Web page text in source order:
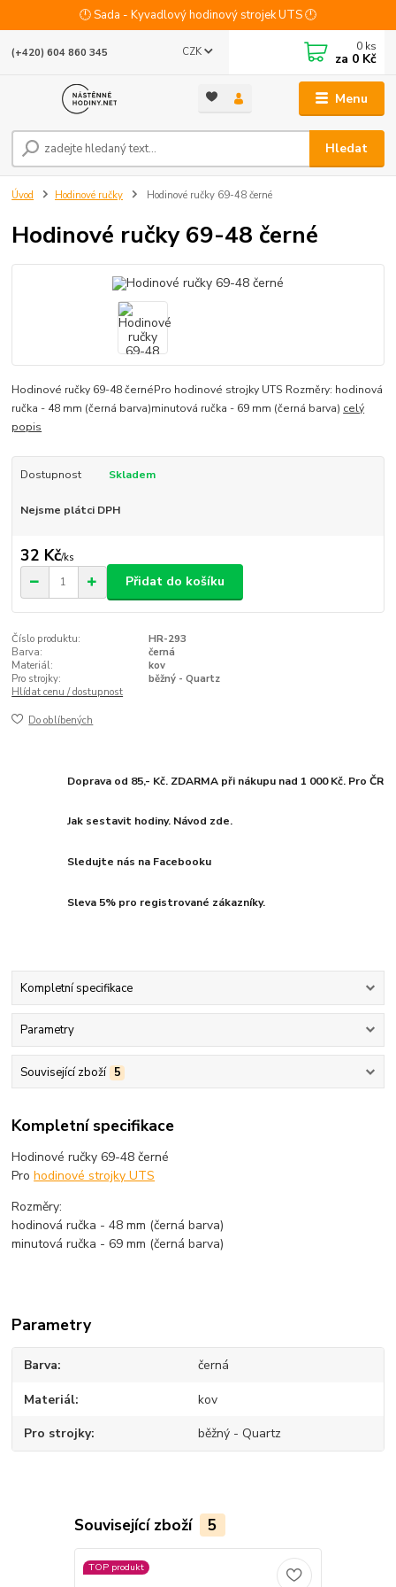
🕛 Sada - Kyvadlový hodinový strojek UTS 🕛
Menu
CZK
Hledat
(+420) 604 860 345 0 ks
za 0 Kč
Úvod Hodinové ručky Hodinové ručky 69-48 černé
Hodinové ručky 69-48 černé
Hodinové ručky 69-48 černéPro hodinové strojky UTS Rozměry: hodinová
ručka - 48 mm (černá barva)minutová ručka - 69 mm (černá barva) celý
popis
Dostupnost Skladem
Nejsme plátci DPH
32 Kč/ks
Přidat do košíku
Číslo produktu:
HR-293
Barva:
černá
Materiál:
kov
Pro strojky:
běžný - Quartz
Hlídat cenu / dostupnost
Do oblíbených
Doprava od 85,- Kč. ZDARMA při nákupu nad 1 000 Kč. Pro ČR
Jak sestavit hodiny. Návod zde.
Sledujte nás na Facebooku
Sleva 5% pro registrované zákazníky.
Kompletní specifikace
Parametry
Související zboží 5
Kompletní specifikace
Hodinové ručky 69-48 černé
Prohodinové strojky UTS
Rozměry:
hodinová ručka - 48 mm (černá barva)
minutová ručka - 69 mm (černá barva)
Parametry
Barva černá
Materiál kov
Pro strojky běžný - Quartz
Související zboží 5
TOP produkt